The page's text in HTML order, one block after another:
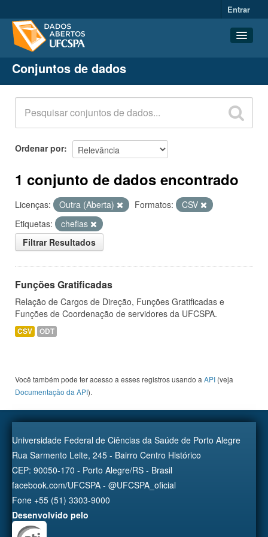
Entrar
Conjuntos de dados
Organizações
Grupos
Sobre
Conjuntos de dados
Ordenar por
1 conjunto de dados encontrado
Licenças: Outra (Aberta) Formatos:
CSV
Etiquetas:
chefias
Filtrar Resultados
Funções Gratificadas
Relação de Cargos de Direção, Funções Gratificadas e
Funções de Coordenação de servidores da UFCSPA.
CSV ODT
Você também pode ter acesso a esses registros usando a API (veja
Documentação da API).
Universidade Federal de Ciências da Saúde de Porto Alegre
Rua Sarmento Leite, 245 - Bairro Centro Histórico
CEP: 90050-170 - Porto Alegre/RS - Brasil
facebook.com/UFCSPA - @UFCSPA_oficial
Fone +55 (51) 3303-9000
Desenvolvido pelo